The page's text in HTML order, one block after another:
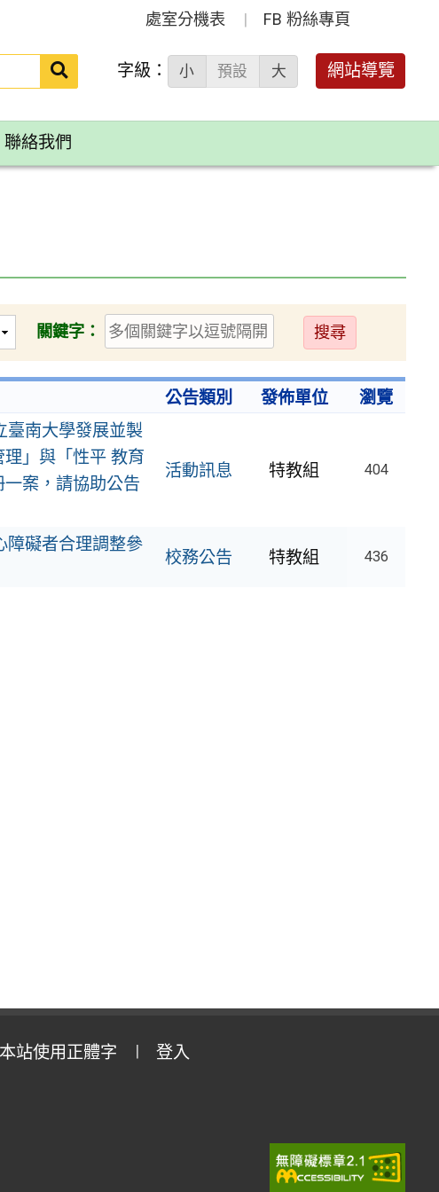
處室分機表 FB 粉絲專頁
送出 字級： 小 預設 大 網站導覽
聯絡我們
關鍵字：
送
出
公告類別 發佈單位 瀏覽
臺南大學發展並製
」與「性平 教育
案，請協助公告
活動訊息 特教組 404
障礙者合理調整參
校務公告 特教組 436
本站使用正體字 登入